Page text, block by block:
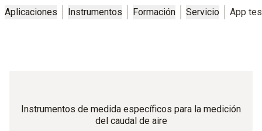
Aplicaciones Instrumentos Formación Servicio App
Instrumentos de medida específicos para la medición
del caudal de aire